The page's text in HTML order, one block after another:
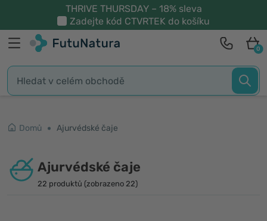
THRIVE THURSDAY – 18% sleva
Zadejte kód CTVRTEK do košíku
0
Domů Ajurvédské čaje
Ajurvédské čaje
22 produktů (zobrazeno 22)